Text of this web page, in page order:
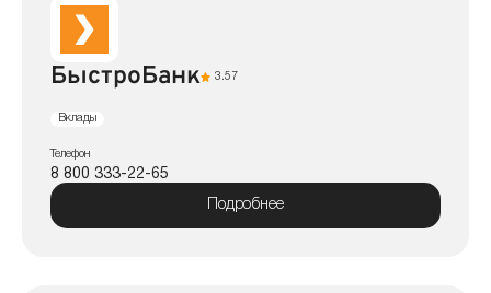
БыстроБанк 3.57
Вклады
Телефон
8 800 333-22-65
Подробнее